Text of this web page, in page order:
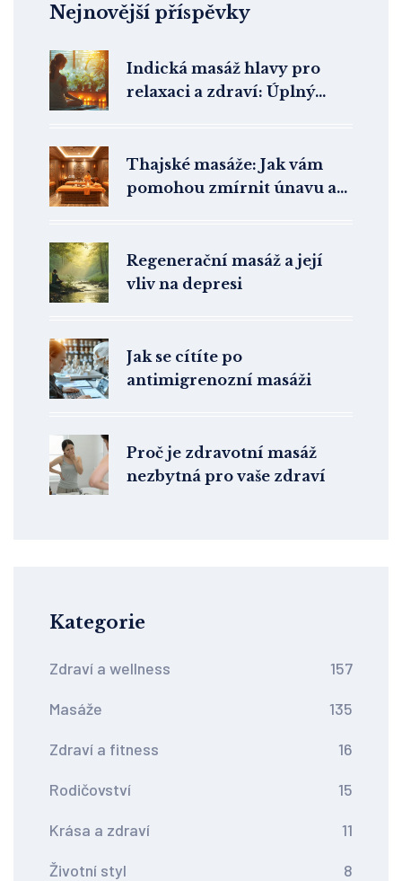
Nejnovější příspěvky
Indická masáž hlavy pro
relaxaci a zdraví: Úplný
Thajské masáže: Jak vám
pomohou zmírnit únavu a
Regenerační masáž a její
vliv na depresi
Jak se cítíte po
antimigrenozní masáži
Proč je zdravotní masáž
nezbytná pro vaše zdraví
Kategorie
Zdraví a wellness 157
Masáže 135
Zdraví a fitness 16
Rodičovství 15
Krása a zdraví 11
Životní styl 8